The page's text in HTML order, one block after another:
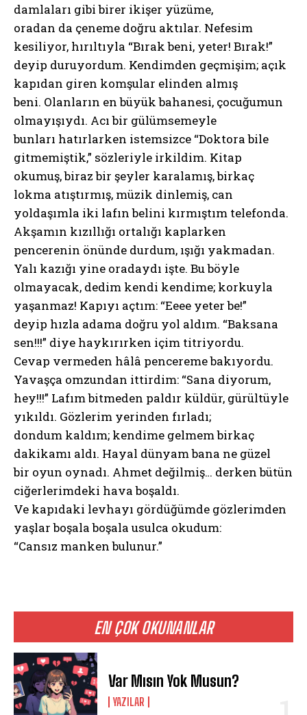
EN ÇOK OKUNANLAR
Var Mısın Yok Musun?
YAZILAR
damlaları gibi birer ikişer yüzüme,
oradan da çeneme doğru aktılar. Nefesim
kesiliyor, hırıltıyla “Bırak beni, yeter! Bırak!”
deyip duruyordum. Kendimden geçmişim; açık
kapıdan giren komşular elinden almış
beni. Olanların en büyük bahanesi, çocuğumun
olmayışıydı. Acı bir gülümsemeyle
bunları hatırlarken istemsizce “Doktora bile
gitmemiştik,” sözleriyle irkildim. Kitap
okumuş, biraz bir şeyler karalamış, birkaç
lokma atıştırmış, müzik dinlemiş, can
yoldaşımla iki lafın belini kırmıştım telefonda.
Akşamın kızıllığı ortalığı kaplarken
pencerenin önünde durdum, ışığı yakmadan.
Yalı kazığı yine oradaydı işte. Bu böyle
olmayacak, dedim kendi kendime; korkuyla
yaşanmaz! Kapıyı açtım: “Eeee yeter be!”
deyip hızla adama doğru yol aldım. “Baksana
sen!!!” diye haykırırken içim titriyordu.
Cevap vermeden hâlâ pencereme bakıyordu.
Yavaşça omzundan ittirdim: “Sana diyorum,
hey!!!” Lafım bitmeden paldır küldür, gürültüyle
yıkıldı. Gözlerim yerinden fırladı;
dondum kaldım; kendime gelmem birkaç
dakikamı aldı. Hayal dünyam bana ne güzel
bir oyun oynadı. Ahmet değilmiş… derken bütün
ciğerlerimdeki hava boşaldı.
Ve kapıdaki levhayı gördüğümde gözlerimden
yaşlar boşala boşala usulca okudum:
“Cansız manken bulunur.”